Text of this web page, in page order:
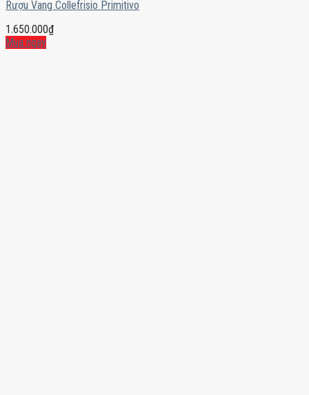
Rượu Vang Collefrisio Primitivo
1.650.000₫
Mua ngay